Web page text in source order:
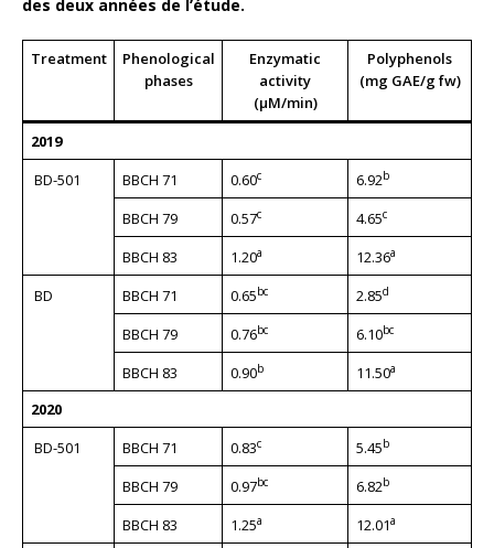
des deux années de l’étude.
Treatment
Phenological
phases
Enzymatic
activity
(μM/min)
Polyphenols
(mg GAE/g fw)
2019
BD-501
BBCH 71 0.60c 6.92b
BBCH 79 0.57c 4.65c
BBCH 83 1.20a 12.36a
BD BBCH 71 0.65bc 2.85d
BBCH 79 0.76bc 6.10bc
BBCH 83 0.90b 11.50a
2020
BD-501
BBCH 71 0.83c 5.45b
BBCH 79 0.97bc 6.82b
BBCH 83 1.25a 12.01a